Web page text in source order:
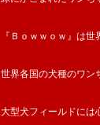
『Ｂｏｗｗｏｗ』は
世界各国の犬種のワン
大型犬フィールドには